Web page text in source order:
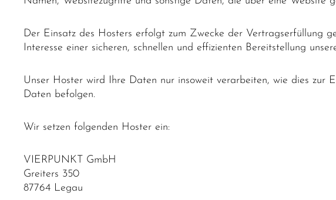
Der Einsatz des Hosters erfolgt zum Zwecke der Vertragserfüllung
Interesse einer sicheren, schnellen und effizienten Bereitstellung
Unser Hoster wird Ihre Daten nur insoweit verarbeiten, wie dies zur
Daten befolgen.
Wir setzen folgenden Hoster ein:
VIERPUNKT GmbH
Greiters 350
87764 Legau